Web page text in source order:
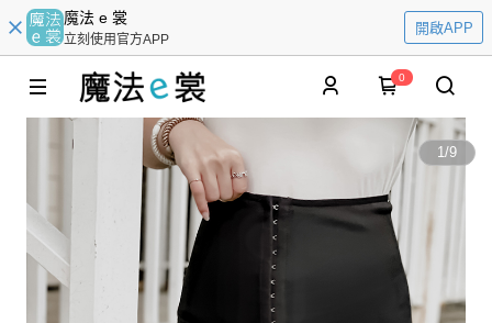
魔法 e 裳
立刻使用官方APP
開啟APP
0
1/9